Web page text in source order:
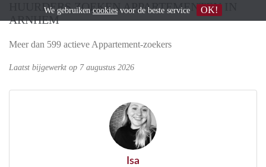
HUURDERS ZOEKEN APPARTEMENTEN IN
ARNHEM
Meer dan 599 actieve Appartement-zoekers
Laatst bijgewerkt op 7 augustus 2026
Isa
We gebruiken cookies voor de beste service OK!